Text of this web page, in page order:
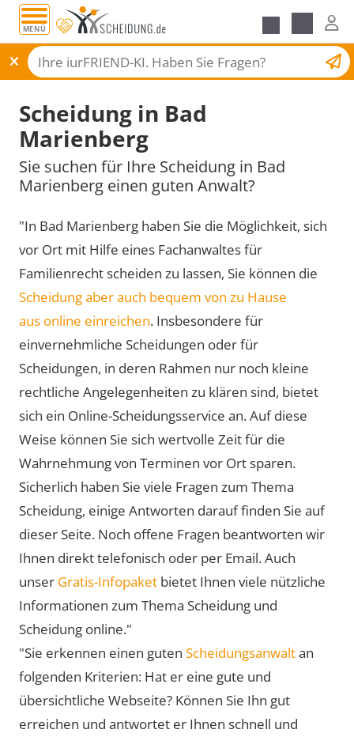
MENÜ
Scheidungsantrag
Scheidung in Bad
Marienberg
Sie suchen für Ihre Scheidung in Bad
Marienberg einen guten Anwalt?
"In Bad Marienberg haben Sie die Möglichkeit, sich
vor Ort mit Hilfe eines Fachanwaltes für
Familienrecht scheiden zu lassen, Sie können die
Scheidung aber auch bequem von zu Hause
aus online einreichen. Insbesondere für
einvernehmliche Scheidungen oder für
Scheidungen, in deren Rahmen nur noch kleine
rechtliche Angelegenheiten zu klären sind, bietet
sich ein Online-Scheidungsservice an. Auf diese
Weise können Sie sich wertvolle Zeit für die
Wahrnehmung von Terminen vor Ort sparen.
Sicherlich haben Sie viele Fragen zum Thema
Scheidung, einige Antworten darauf finden Sie auf
dieser Seite. Noch offene Fragen beantworten wir
Ihnen direkt telefonisch oder per Email. Auch
unser Gratis-Infopaket bietet Ihnen viele nützliche
Informationen zum Thema Scheidung und
Scheidung online."
"Sie erkennen einen guten Scheidungsanwaltan
folgenden Kriterien: Hat er eine gute und
übersichtliche Webseite? Können Sie Ihn gut
erreichen und antwortet er Ihnen schnell und